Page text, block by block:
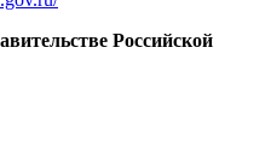
Российской